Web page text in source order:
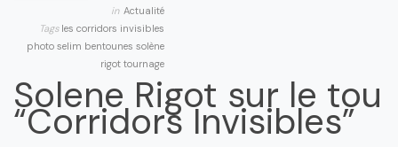
in Actualité
Tags les corridors invisibles
photo selim bentounes solène
rigot tournage
Solene Rigot sur le
“Corridors Invisibles”